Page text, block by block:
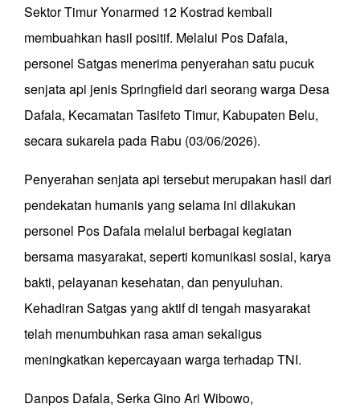
Sektor Timur Yonarmed 12 Kostrad kembali
membuahkan hasil positif. Melalui Pos Dafala,
personel Satgas menerima penyerahan satu pucuk
senjata api jenis Springfield dari seorang warga Desa
Dafala, Kecamatan Tasifeto Timur, Kabupaten Belu,
secara sukarela pada Rabu (03/06/2026).
Penyerahan senjata api tersebut merupakan hasil dari
pendekatan humanis yang selama ini dilakukan
personel Pos Dafala melalui berbagai kegiatan
bersama masyarakat, seperti komunikasi sosial, karya
bakti, pelayanan kesehatan, dan penyuluhan.
Kehadiran Satgas yang aktif di tengah masyarakat
telah menumbuhkan rasa aman sekaligus
meningkatkan kepercayaan warga terhadap TNI.
Danpos Dafala, Serka Gino Ari Wibowo,